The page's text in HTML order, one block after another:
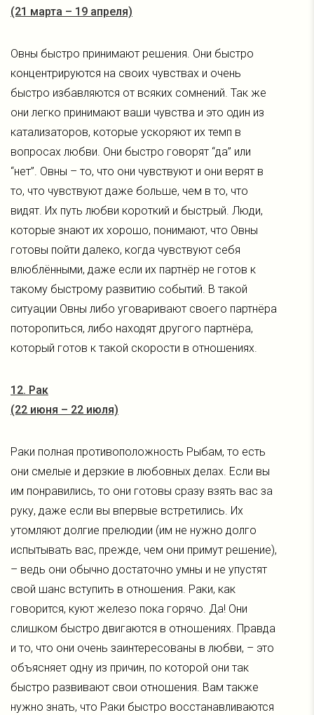
(21 марта – 19 апреля)
Овны быстро принимают решения. Они быстро
концентрируются на своих чувствах и очень
быстро избавляются от всяких сомнений. Так же
они легко принимают ваши чувства и это один из
катализаторов, которые ускоряют их темп в
вопросах любви. Они быстро говорят “да” или
“нет”. Овны – то, что они чувствуют и они верят в
то, что чувствуют даже больше, чем в то, что
видят. Их путь любви короткий и быстрый. Люди,
которые знают их хорошо, понимают, что Овны
готовы пойти далеко, когда чувствуют себя
влюблёнными, даже если их партнёр не готов к
такому быстрому развитию событий. В такой
ситуации Овны либо уговаривают своего партнёра
поторопиться, либо находят другого партнёра,
который готов к такой скорости в отношениях.
12. Рак
(22 июня – 22 июля)
Раки полная противоположность Рыбам, то есть
они смелые и дерзкие в любовных делах. Если вы
им понравились, то они готовы сразу взять вас за
руку, даже если вы впервые встретились. Их
утомляют долгие прелюдии (им не нужно долго
испытывать вас, прежде, чем они примут решение),
– ведь они обычно достаточно умны и не упустят
свой шанс вступить в отношения. Раки, как
говорится, куют железо пока горячо. Да! Они
слишком быстро двигаются в отношениях. Правда
и то, что они очень заинтересованы в любви, – это
объясняет одну из причин, по которой они так
быстро развивают свои отношения. Вам также
нужно знать, что Раки быстро восстанавливаются